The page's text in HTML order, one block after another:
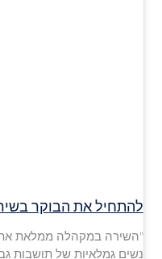
להתחיל את הבוקר
"השירה במקהלה ממלאת את
נשים גמלאיות של תושבות